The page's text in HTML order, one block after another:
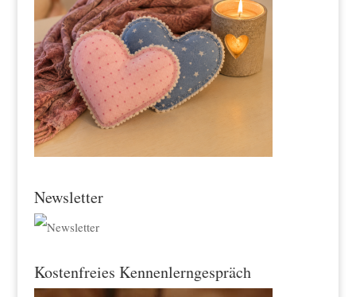
Newsletter
Kostenfreies Kennenlerngespräch